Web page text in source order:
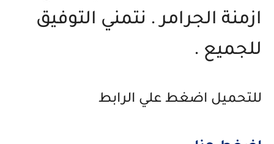
ازمنة الجرامر . نتمني التوفيق
للجميع .
للتحميل اضغط علي الرابط